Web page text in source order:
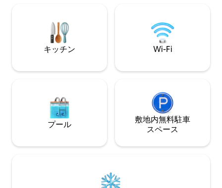
ップ、レストラン
って徒歩わずか25
キッチン Wi-Fi
プール
敷地内無料駐⁠車
ス⁠ペ⁠ー⁠ス